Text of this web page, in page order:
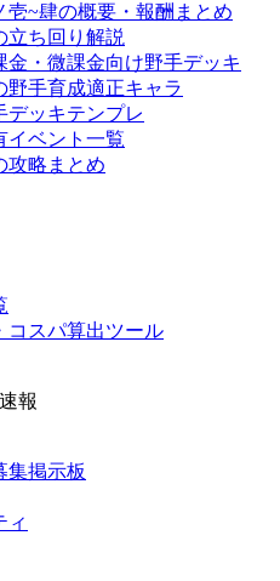
壱~肆の概要・報酬まとめ
立ち回り解説
・微課金向け野手デッキ
野手育成適正キャラ
デッキテンプレ
イベント一覧
攻略まとめ
コスパ算出ツール
報
集掲示板
ィ